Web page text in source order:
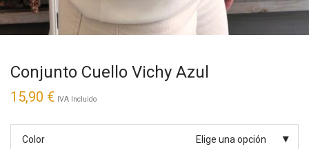
Conjunto Cuello Vichy Azul
15,90 € IVA Incluido
Color Elige una opción